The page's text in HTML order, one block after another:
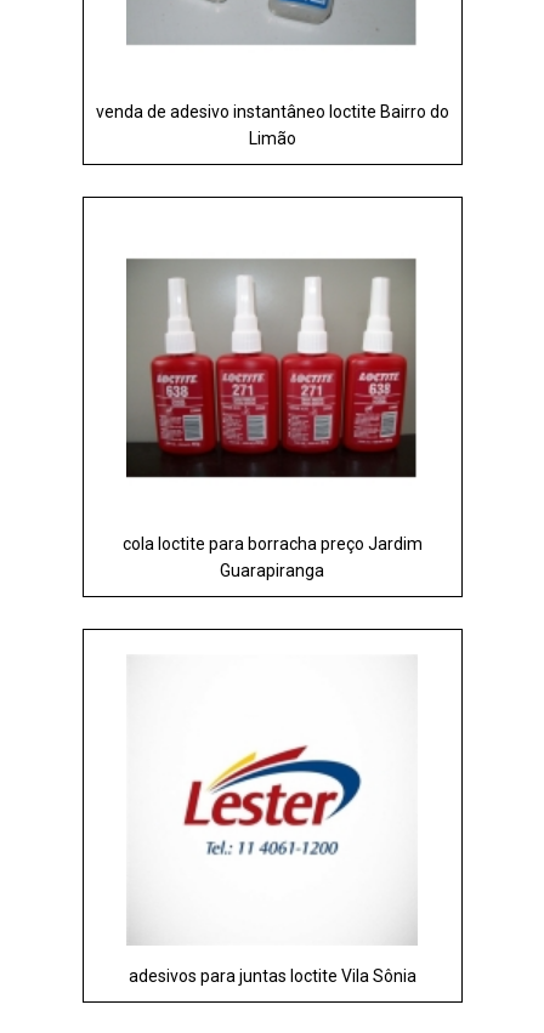
venda de adesivo instantâneo loctite Bairro do
Limão
cola loctite para borracha preço Jardim
Guarapiranga
adesivos para juntas loctite Vila Sônia